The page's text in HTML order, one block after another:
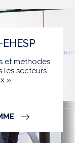
et méthodes
les secteurs
»